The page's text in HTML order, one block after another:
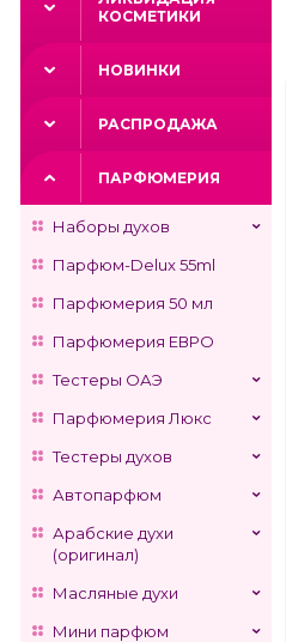
КОСМЕТИКИ
НОВИНКИ
РАСПРОДАЖА
ПАРФЮМЕРИЯ
Наборы духов
Парфюм-Delux 55ml
Парфюмерия 50 мл
Парфюмерия ЕВРО
Тестеры ОАЭ
Парфюмерия Люкс
Тестеры духов
Автопарфюм
Арабские духи
(оригинал)
Масляные духи
Мини парфюм